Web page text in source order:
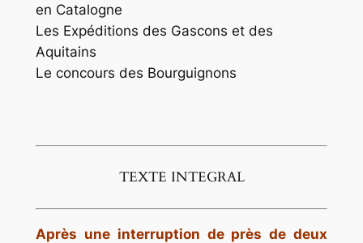
en Catalogne
Les Expéditions des Gascons et des
Aquitains
Le concours des Bourguignons
TEXTE INTEGRAL
Après une interruption de près de deux